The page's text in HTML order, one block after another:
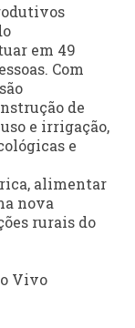
em 49
Com
de
e irrigação,
e
alimentar
nova
rurais do
Vivo